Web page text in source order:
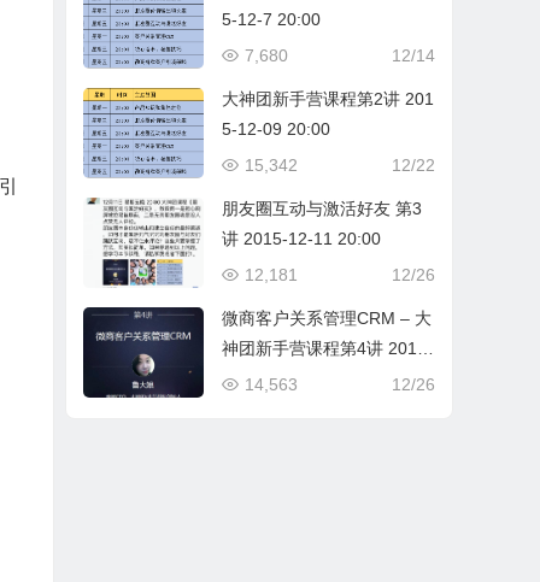
5-12-7 20:00
12/14
7,680
大神团新手营课程第2讲 201
5-12-09 20:00
12/22
15,342
朋友圈互动与激活好友 第3
讲 2015-12-11 20:00
12/26
12,181
微商客户关系管理CRM – 大
神团新手营课程第4讲 2015-
12-14 20:00
12/26
14,563